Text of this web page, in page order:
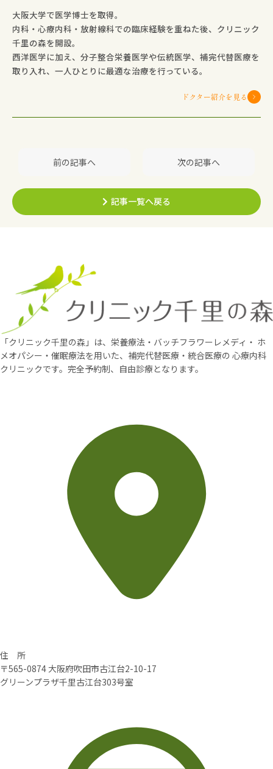
大阪大学で医学博士を取得。
内科・心療内科・放射線科での臨床経験を重ねた後、クリニック
千里の森を開設。
西洋医学に加え、分子整合栄養医学や伝統医学、補完代替医療を
取り入れ、一人ひとりに最適な治療を行っている。
ドクター紹介を見る
前の記事へ 次の記事へ
記事一覧へ戻る
「クリニック千里の森」は、栄養療法・バッチフラワーレメディ・ ホ
メオパシー・催眠療法を用いた、補完代替医療・統合医療の 心療内科
クリニックです。完全予約制、自由診療となります。
住 所
〒565-0874 大阪府吹田市古江台2-10-17
グリーンプラザ千里古江台303号室